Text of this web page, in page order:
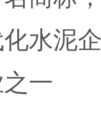
水泥
一